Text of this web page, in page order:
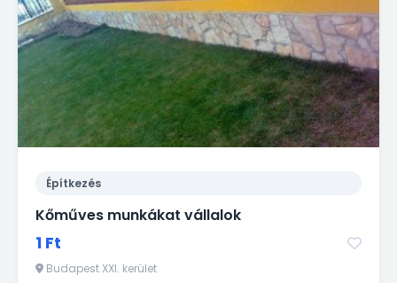
Építkezés
Kőműves munkákat vállalok
1 Ft
Budapest XXI. kerület